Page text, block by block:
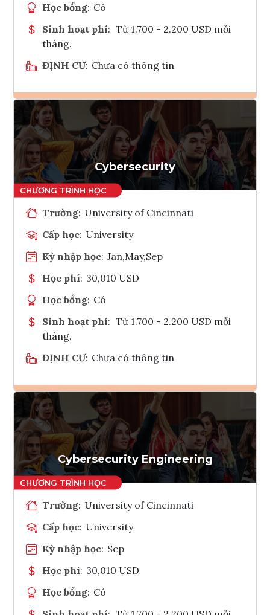
Học bổng: Có
Sinh hoạt phí: Từ 1.700 - 2.200 USD mỗi
tháng.
ĐỊNH CƯ: Chưa có thông tin
Ghi danh
Tham vấn Interlink
Cybersecurity
Trường: University of Cincinnati
Cấp học: University
Kỳ nhập học: Jan,May,Sep
Học phí: 30,010 USD
Học bổng: Có
Sinh hoạt phí: Từ 1.700 - 2.200 USD mỗi
tháng.
ĐỊNH CƯ: Chưa có thông tin
Ghi danh
Tham vấn Interlink
Cybersecurity Engineering
Trường: University of Cincinnati
Cấp học: University
Kỳ nhập học: Sep
Học phí: 30,010 USD
Học bổng: Có